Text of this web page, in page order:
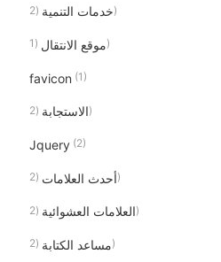
خدمات التنمية(2)
موقع الانتقال(1)
favicon (1)
الاستجابة(2)
Jquery(2)
أحدث العلامات(2)
العلامات العشوائية(2)
مساعد الكتابة(2)